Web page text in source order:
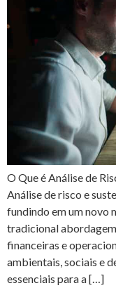
O Que é Análise de
Análise de risco e
fundindo em um novo
tradicional
financeiras e
ambientais, sociais e
essenciais para a […]